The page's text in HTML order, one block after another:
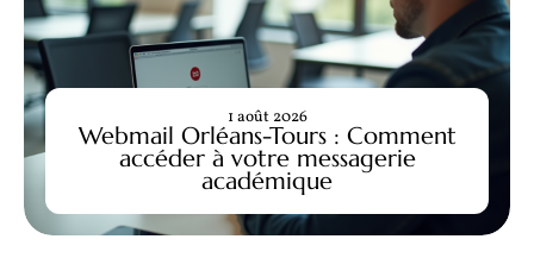
Webmail Orléans-Tours : Comment
accéder à votre messagerie
académique
1 août 2026